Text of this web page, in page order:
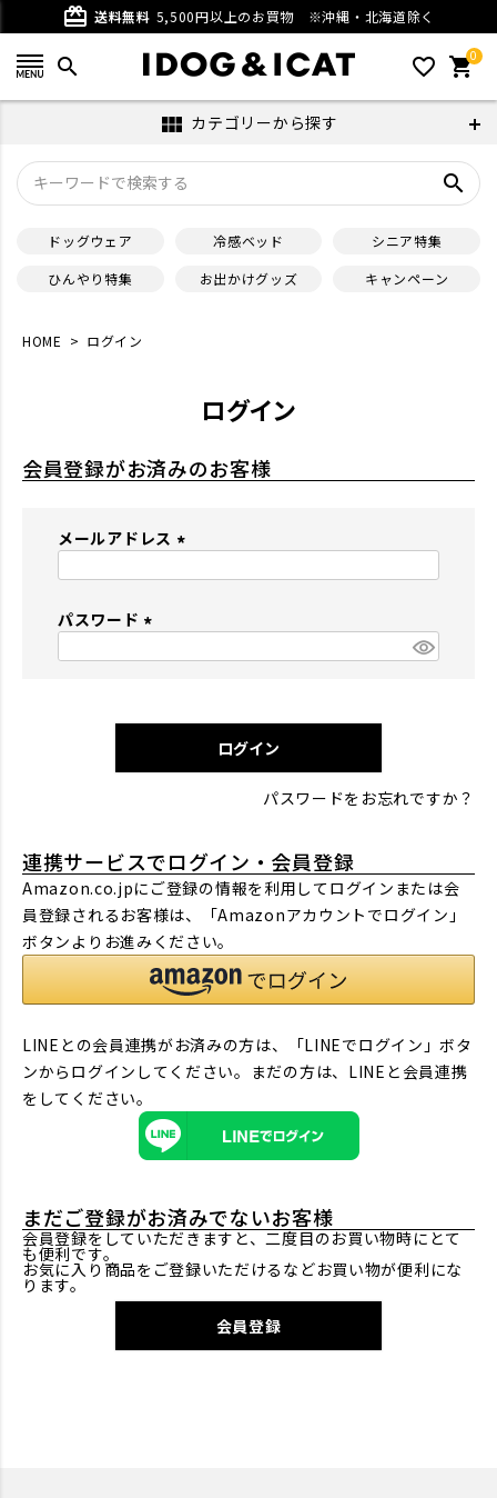
card_giftcard 送料無料 5,500円以上のお買物 ※沖縄・北海道除く
search favorite_outline 0
shopping_cart
view_module カテゴリーから探す
search
ドッグウェア 冷感ベッド
シニア特集
ひんやり特集
お出かけグッズ キャンペーン
HOME ログイン
ログイン
会員登録がお済みのお客様
メールアドレス
パスワード
)
ログイン
パスワードをお忘れですか？
連携サービスでログイン・会員登録
Amazon.co.jpにご登録の情報を利用してログインまたは会
員登録されるお客様は、「Amazonアカウントでログイン」
ボタンよりお進みください。
LINEとの会員連携がお済みの方は、「LINEでログイン」ボタ
ンからログインしてください。まだの方は、 LINEと会員連携
をしてください。
まだご登録がお済みでないお客様
会員登録をしていただきますと、二度目のお買い物時にとて
も便利です。
お気に入り商品をご登録いただけるなどお買い物が便利にな
ります。
会員登録